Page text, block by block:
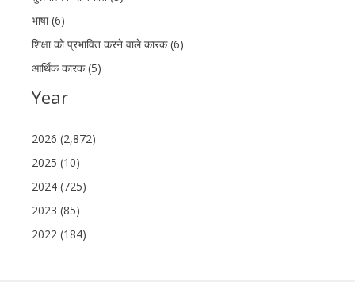
भाषा (6)
शिक्षा को प्रभावित करने वाले कारक (6)
आर्थिक कारक (5)
Year
2026 (2,872)
2025 (10)
2024 (725)
2023 (85)
2022 (184)